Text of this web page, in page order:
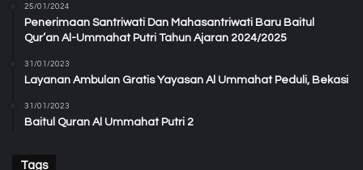
25/01/2024
Penerimaan Santriwati Dan Mahasantriwati Baru Baitul
Qur’an Al-Ummahat Putri Tahun Ajaran 2024/2025
31/01/2023
Layanan Ambulan Gratis Yayasan Al Ummahat Peduli, Bekasi
31/01/2023
Baitul Quran Al Ummahat Putri 2
Tags